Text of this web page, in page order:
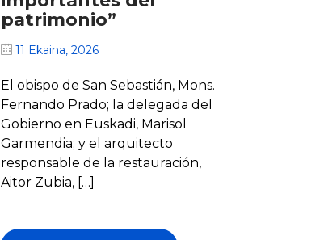
patrimonio”
11 Ekaina, 2026
El obispo de San Sebastián, Mons.
Fernando Prado; la delegada del
Gobierno en Euskadi, Marisol
Garmendia; y el arquitecto
responsable de la restauración,
Aitor Zubia, […]